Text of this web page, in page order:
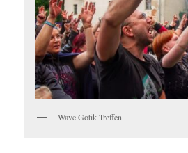
Wave Gotik Treffen